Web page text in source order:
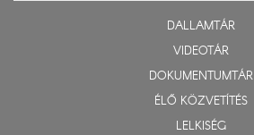
DALLAMTÁR
VIDEOTÁR
DOKUMENTUMTÁR
ÉLŐ KÖZVETÍTÉS
LELKISÉG